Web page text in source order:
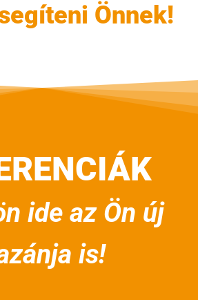
Önnek!
ide az Ön új
is!